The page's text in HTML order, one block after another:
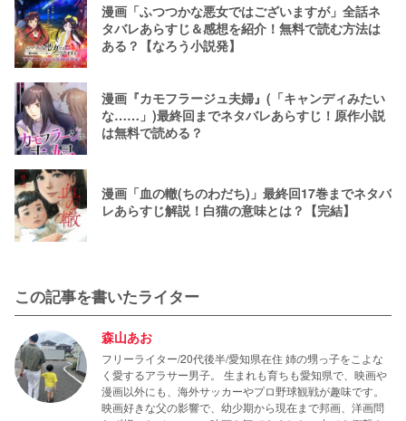
漫画「ふつつかな悪女ではございますが」全話ネ
タバレあらすじ＆感想を紹介！無料で読む方法は
ある？【なろう小説発】
漫画『カモフラージュ夫婦』(「キャンディみたい
な……」)最終回までネタバレあらすじ！原作小説
は無料で読める？
漫画「血の轍(ちのわだち)」最終回17巻までネタバ
レあらすじ解説！白猫の意味とは？【完結】
この記事を書いたライター
森山あお
フリーライター/20代後半/愛知県在住 姉の甥っ子をこよな
く愛するアラサー男子。 生まれも育ちも愛知県で、映画や
漫画以外にも、海外サッカーやプロ野球観戦が趣味です。
映画好きな父の影響で、幼少期から現在まで邦画、洋画問